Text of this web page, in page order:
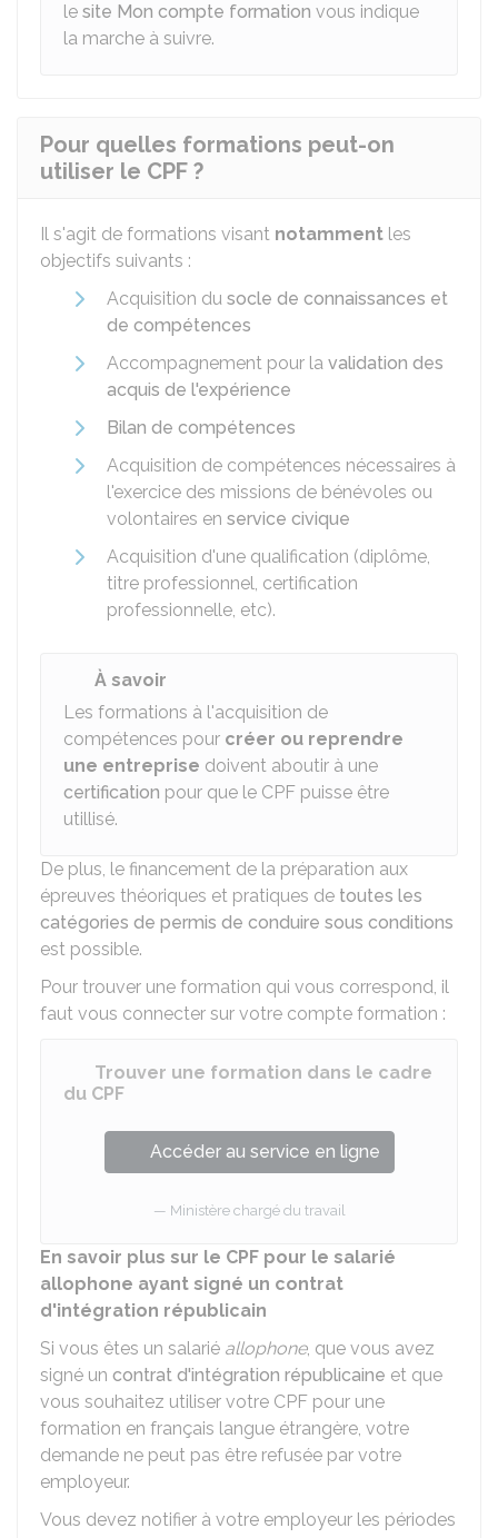
le site Mon compte formation vous indique
la marche à suivre.
Pour quelles formations peut-on
utiliser le CPF ?
Il s'agit de formations visant notamment les
objectifs suivants :
Acquisition du socle de connaissances et
de compétences
Accompagnement pour la validation des
acquis de l'expérience
Bilan de compétences
Acquisition de compétences nécessaires à
l'exercice des missions de bénévoles ou
volontaires en service civique
Acquisition d'une qualification (diplôme,
titre professionnel, certification
professionnelle, etc).
À savoir
Les formations à l'acquisition de
compétences pour créer ou reprendre
une entreprise doivent aboutir à une
certification pour que le CPF puisse être
utillisé.
De plus, le financement de la préparation aux
épreuves théoriques et pratiques de toutes les
catégories de permis de conduire sous conditions
est possible.
Pour trouver une formation qui vous correspond, il
faut vous connecter sur votre compte formation :
Trouver une formation dans le cadre
du CPF
Accéder au service en ligne
Ministère chargé du travail
En savoir plus sur le CPF pour le salarié
allophone ayant signé un contrat
d'intégration républicain
Si vous êtes un salarié allophone, que vous avez
signé un contrat d'intégration républicaine et que
vous souhaitez utiliser votre CPF pour une
formation en français langue étrangère, votre
demande ne peut pas être refusée par votre
employeur.
Vous devez notifier à votre employeur les périodes